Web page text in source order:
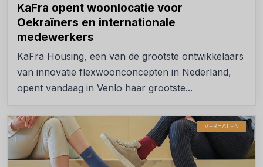
KaFra opent woonlocatie voor
Oekraïners en internationale
medewerkers
KaFra Housing, een van de grootste ontwikkelaars
van innovatie flexwoonconcepten in Nederland,
opent vandaag in Venlo haar grootste...
VERHALEN